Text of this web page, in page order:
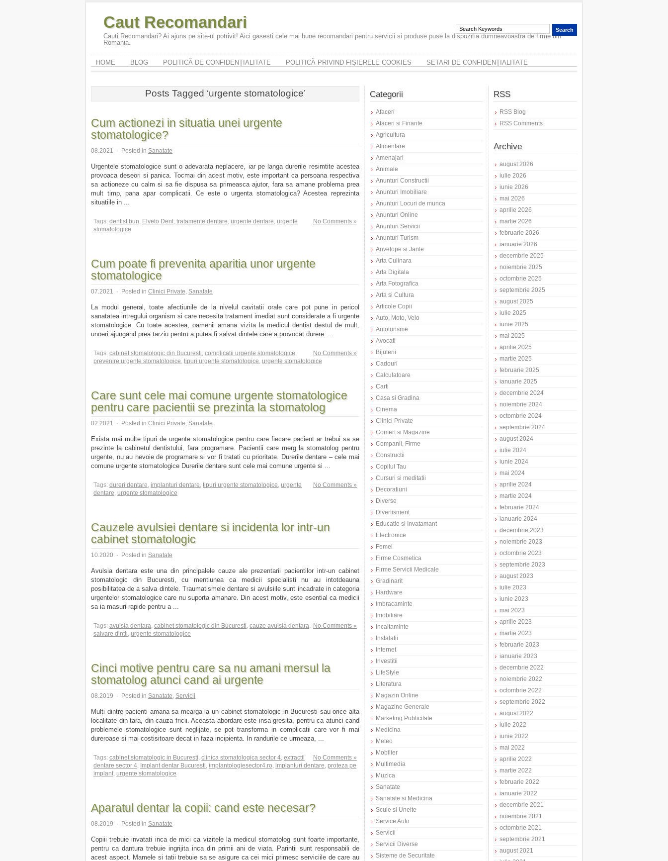
Caut Recomandari
Cauti Recomandari? Ai ajuns pe site-ul potrivit! Aici gasesti cele mai bune recomandari pentru servicii si produse puse la dispozitia dumneavoastra de firme din
Romania.
HOME BLOG POLITICĂ DE CONFIDENȚIALITATE POLITICĂ PRIVIND FIȘIERELE COOKIES SETARI DE CONFIDENȚIALITATE
Posts Tagged ‘urgente stomatologice’
Cum actionezi in situatia unei urgente
stomatologice?
08.2021 · Posted in Sanatate
Urgentele stomatologice sunt o adevarata neplacere, iar pe langa durerile resimtite acestea
provoaca deseori si panica. Tocmai din acest motiv, este important ca persoana respectiva
sa actioneze cu calm si sa fie dispusa sa primeasca ajutor, fara sa amane problema prea
mult timp, pana apar complicatii. Ce este o urgenta stomatologica? Acestea reprezinta
situatiile in ...
No Comments »
Tags: dentist bun, Elveto Dent, tratamente dentare, urgente dentare, urgente
stomatologice
Cum poate fi prevenita aparitia unor urgente
stomatologice
07.2021 · Posted in Clinici Private, Sanatate
La modul general, toate afectiunile de la nivelul cavitatii orale care pot pune in pericol
sanatatea intregului organism si care necesita tratament imediat sunt considerate a fi urgente
stomatologice. Cu toate acestea, oamenii amana vizita la medicul dentist destul de mult,
unoeri ajungand prea tarziu pentru a putea fi salvat dintele care a provocat durere. ...
No Comments »
Tags: cabinet stomatologic din Bucuresti, complicatii urgente stomatologice,
prevenire urgente stomatologice, tipuri urgente stomatologice, urgente stomatologice
Care sunt cele mai comune urgente stomatologice
pentru care pacientii se prezinta la stomatolog
02.2021 · Posted in Clinici Private, Sanatate
Exista mai multe tipuri de urgente stomatologice pentru care fiecare pacient ar trebui sa se
prezinte la cabinetul dentistului, fara programare. Pacientii care merg la stomatolog pentru
urgente, nu au nevoie de programare si vor fi tratati cu prioritate. Durerile dentare – cele mai
comune urgente stomatologice Durerile dentare sunt cele mai comune urgente si ...
No Comments »
Tags: dureri dentare, implanturi dentare, tipuri urgente stomatologice, urgente
dentare, urgente stomatologice
Cauzele avulsiei dentare si incidenta lor intr-un
cabinet stomatologic
10.2020 · Posted in Sanatate
Avulsia dentara este una din principalele cauze ale prezentarii pacientilor intr-un cabinet
stomatologic din Bucuresti, cu mentiunea ca medicii specialisti nu au intotdeauna
posibilitatea de a salva dintele. Traumatismele dentare si avulsiile sunt incadrate in categoria
urgentelor stomatologice care nu suporta amanare. Din acest motiv, este esential ca medicii
sa ia masuri rapide pentru a ...
No Comments »
Tags: avulsia dentara, cabinet stomatologic din Bucuresti, cauze avulsia dentara,
salvare dintii, urgente stomatologice
Cinci motive pentru care sa nu amani mersul la
stomatolog atunci cand ai urgente
08.2019 · Posted in Sanatate, Servicii
Multi dintre pacienti amana sa mearga la un cabinet stomatologic in Bucuresti sau orice alta
localitate din tara, din cauza fricii. Aceasta abordare este insa gresita, pentru ca atunci cand
problemele stomatologice sunt neglijate, se pot transforma in complicatii care vor fi mai
dureroase si mai costisitoare decat in faza incipienta. In randurile ce urmeaza, ...
No Comments »
Tags: cabinet stomatologic in Bucuresti, clinica stomatologica sector 4, extractii
dentare sector 4, Implant dentar Bucuresti, implantologiesector4.ro, implanturi dentare, proteza pe
implant, urgente stomatologice
Aparatul dentar la copii: cand este necesar?
08.2019 · Posted in Sanatate
Copiii trebuie invatati inca de mici ca vizitele la medicul stomatolog sunt foarte importante,
pentru ca dantura trebuie ingrijita inca din primii ani de viata. Parintii sunt responsabili de
acest aspect. Mamele si tatii trebuie sa se asigure ca cei mici primesc serviciile de care au
Categorii
Afaceri
Afaceri si Finante
Agricultura
Alimentare
Amenajari
Animale
Anunturi Constructii
Anunturi Imobiliare
Anunturi Locuri de munca
Anunturi Online
Anunturi Servicii
Anunturi Turism
Anvelope si Jante
Arta Culinara
Arta Digitala
Arta Fotografica
Arta si Cultura
Articole Copii
Auto, Moto, Velo
Autoturisme
Avocati
Bijuterii
Cadouri
Calculatoare
Carti
Casa si Gradina
Cinema
Clinici Private
Comert si Magazine
Companii, Firme
Constructii
Copilul Tau
Cursuri si meditatii
Decoratiuni
Diverse
Divertisment
Educatie si Invatamant
Electronice
Femei
Firme Cosmetica
Firme Servicii Medicale
Gradinarit
Hardware
Imbracaminte
Imobiliare
Incaltaminte
Instalatii
Internet
Investitii
LifeStyle
Literatura
Magazin Online
Magazine Generale
Marketing Publicitate
Medicina
Meteo
Mobilier
Multimedia
Muzica
Sanatate
Sanatate si Medicina
Scule si Unelte
Service Auto
Servicii
Servicii Diverse
Sisteme de Securitate
RSS
RSS Blog
RSS Comments
Archive
august 2026
iulie 2026
iunie 2026
mai 2026
aprilie 2026
martie 2026
februarie 2026
ianuarie 2026
decembrie 2025
noiembrie 2025
octombrie 2025
septembrie 2025
august 2025
iulie 2025
iunie 2025
mai 2025
aprilie 2025
martie 2025
februarie 2025
ianuarie 2025
decembrie 2024
noiembrie 2024
octombrie 2024
septembrie 2024
august 2024
iulie 2024
iunie 2024
mai 2024
aprilie 2024
martie 2024
februarie 2024
ianuarie 2024
decembrie 2023
noiembrie 2023
octombrie 2023
septembrie 2023
august 2023
iulie 2023
iunie 2023
mai 2023
aprilie 2023
martie 2023
februarie 2023
ianuarie 2023
decembrie 2022
noiembrie 2022
octombrie 2022
septembrie 2022
august 2022
iulie 2022
iunie 2022
mai 2022
aprilie 2022
martie 2022
februarie 2022
ianuarie 2022
decembrie 2021
noiembrie 2021
octombrie 2021
septembrie 2021
august 2021